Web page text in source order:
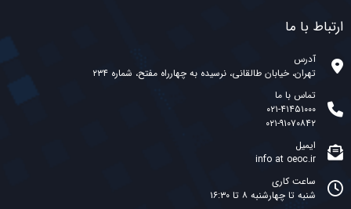
ارتباط با ما
آدرس
تهران، خیابان طالقانی، نرسیده به چهارراه مفتح، شماره ۲۳۴
تماس با ما
۰۲۱-۴۱۴۵۱۰۰۰
۰۲۱-۹۱۰۷۰۸۴۲
ایمیل
info at oeoc.ir
ساعت کاری
شنبه تا چهارشنبه ۸ تا ۱۶:۳۰